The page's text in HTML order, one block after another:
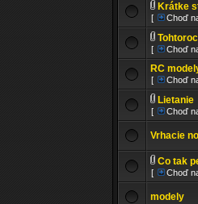
Krátke
[ Choď
[ Choď
RC
[ Choď
Lietanie
[ Choď
Vrhacie
Co tak
[ Choď
modely